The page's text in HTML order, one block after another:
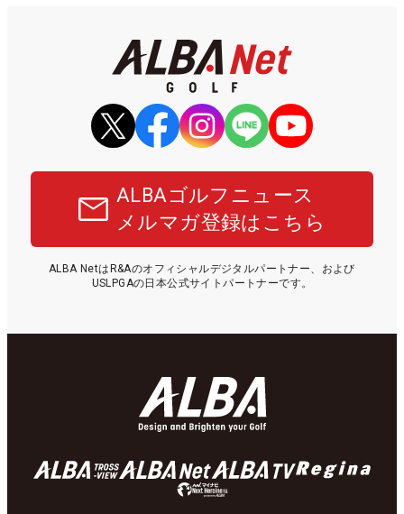
ALBAゴルフニュース
メルマガ登録はこちら
ALBA NetはR&Aのオフィシャルデジタルパートナー、および
USLPGAの日本公式サイトパートナーです。